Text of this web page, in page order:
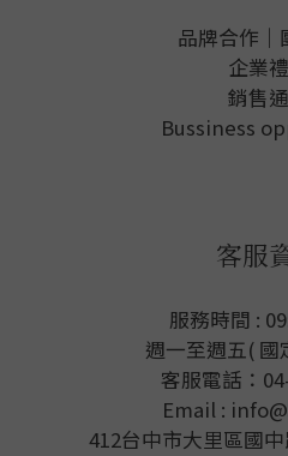
品牌合作｜
企業
銷售
Bussiness
客服
服務時間 :
週一至週五( 國
客服電話：
Email :
412台中市大里區國